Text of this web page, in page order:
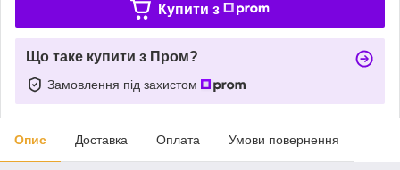
Купити з
Що таке купити з Пром?
Замовлення під захистом
Опис Доставка Оплата Умови повернення